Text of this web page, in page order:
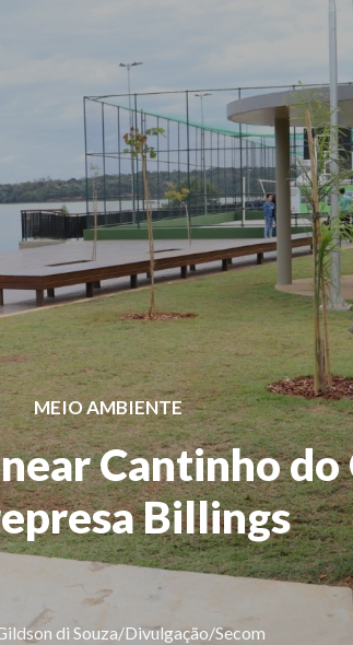
MEIO AMBIENTE
Cantinho
Billings
di Souza/Divulgação/Secom